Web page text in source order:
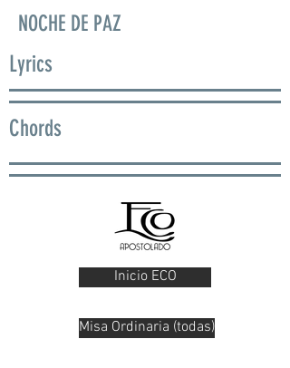
NOCHE DE PAZ
Lyrics
Chords
Inicio ECO
Misa Ordinaria (todas)